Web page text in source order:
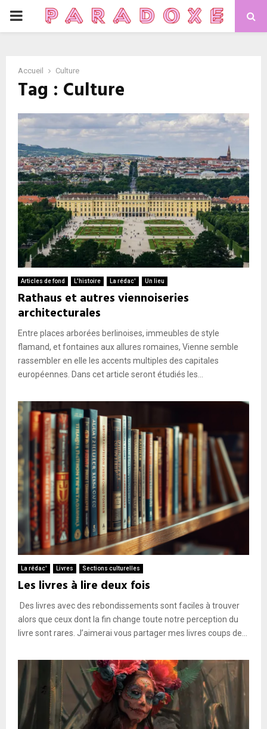
P
M
A
R
Y
M
E
N
U
Accueil Culture
Tag : Culture
Articles de fond L'histoire La rédac' Un lieu
Rathaus et autres viennoiseries
architecturales
Entre places arborées berlinoises, immeubles de style
flamand, et fontaines aux allures romaines, Vienne semble
rassembler en elle les accents multiples des capitales
européennes. Dans cet article seront étudiés les...
La rédac' Livres Sections culturelles
Les livres à lire deux fois
Des livres avec des rebondissements sont faciles à trouver
alors que ceux dont la fin change toute notre perception du
livre sont rares. J’aimerai vous partager mes livres coups de...